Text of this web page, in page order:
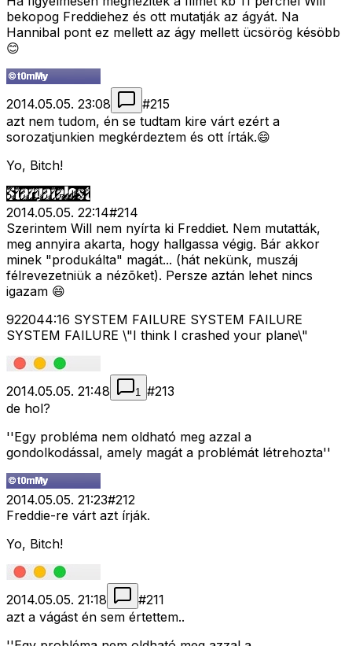
bekopog Freddiehez és ott mutatják az ágyát. Na
Hannibal pont ez mellett az ágy mellett ücsörög késöbb
😊
2014.05.05. 23:08 #215
azt nem tudom, én se tudtam kire várt ezért a
sorozatjunkien megkérdeztem és ott írták.😄
Yo, Bitch!
2014.05.05. 22:14#214
Szerintem Will nem nyírta ki Freddiet. Nem mutatták,
meg annyira akarta, hogy hallgassa végig. Bár akkor
minek "produkálta" magát... (hát nekünk, muszáj
félrevezetniük a nézõket). Persze aztán lehet nincs
igazam 😄
922044:16 SYSTEM FAILURE SYSTEM FAILURE
SYSTEM FAILURE \"I think I crashed your plane\"
2014.05.05. 21:48 1 #213
de hol?
''Egy probléma nem oldható meg azzal a
gondolkodással, amely magát a problémát létrehozta''
2014.05.05. 21:23#212
Freddie-re várt azt írják.
Yo, Bitch!
2014.05.05. 21:18 #211
azt a vágást én sem értettem..